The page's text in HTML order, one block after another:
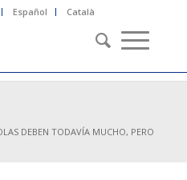
Español Català
DEBEN TODAVÍA MUCHO, PERO